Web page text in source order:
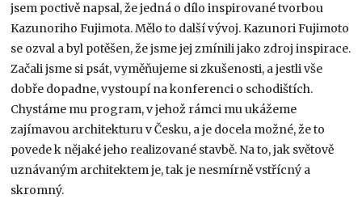
jsem poctivě napsal, že jedná o dílo inspirované tvorbou
Kazunoriho Fujimota. Mělo to další vývoj. Kazunori Fujimoto
se ozval a byl potěšen, že jsme jej zmínili jako zdroj inspirace.
Začali jsme si psát, vyměňujeme si zkušenosti, a jestli vše
dobře dopadne, vystoupí na konferenci o schodištích.
Chystáme mu program, v jehož rámci mu ukážeme
zajímavou architekturu v Česku, a je docela možné, že to
povede k nějaké jeho realizované stavbě. Na to, jak světově
uznávaným architektem je, tak je nesmírně vstřícný a
skromný.